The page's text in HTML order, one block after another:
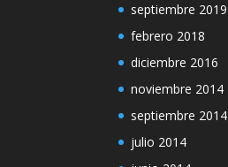
septiembre 2019
febrero 2018
diciembre 2016
noviembre 2014
septiembre 2014
julio 2014